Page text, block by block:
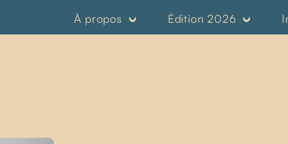
À propos Édition 2026